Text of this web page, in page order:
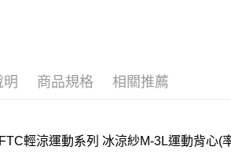
明 商品規格 相關推薦
輕涼運動系列 冰涼紗M-3L運動背心(